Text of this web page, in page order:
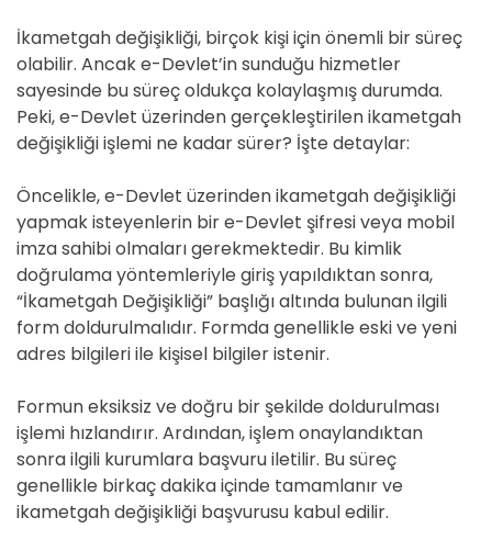
İkametgah değişikliği, birçok kişi için önemli bir süreç
olabilir. Ancak e-Devlet’in sunduğu hizmetler
sayesinde bu süreç oldukça kolaylaşmış durumda.
Peki, e-Devlet üzerinden gerçekleştirilen ikametgah
değişikliği işlemi ne kadar sürer? İşte detaylar:
Öncelikle, e-Devlet üzerinden ikametgah değişikliği
yapmak isteyenlerin bir e-Devlet şifresi veya mobil
imza sahibi olmaları gerekmektedir. Bu kimlik
doğrulama yöntemleriyle giriş yapıldıktan sonra,
“İkametgah Değişikliği” başlığı altında bulunan ilgili
form doldurulmalıdır. Formda genellikle eski ve yeni
adres bilgileri ile kişisel bilgiler istenir.
Formun eksiksiz ve doğru bir şekilde doldurulması
işlemi hızlandırır. Ardından, işlem onaylandıktan
sonra ilgili kurumlara başvuru iletilir. Bu süreç
genellikle birkaç dakika içinde tamamlanır ve
ikametgah değişikliği başvurusu kabul edilir.